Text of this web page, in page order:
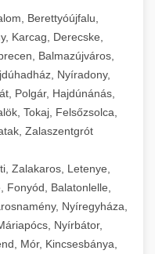
Berettyóújfalu,
Karcag, Derecske,
Balmazújváros,
Nyíradony,
Polgár, Hajdúnánás,
Tokaj, Felsőzsolca,
Zalaszentgrót
Zalakaros, Letenye,
Fonyód, Balatonlelle,
Nyíregyháza,
Nyírbátor,
Mór, Kincsesbánya,